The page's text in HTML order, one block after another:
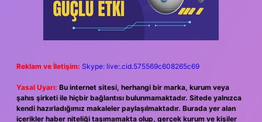
Reklam ve İletişim: Skype: live:.cid.575569c608265c69
Yasal Uyarı: Bu internet sitesi, herhangi bir marka, kurum veya
şahıs şirketi ile hiçbir bağlantısı bulunmamaktadır. Sitede yalnızca
kendi hazırladığımız makaleler paylaşılmaktadır. Burada yer alan
içerikler haber niteliği taşımamakta olup, gerçek kurum ve kişiler